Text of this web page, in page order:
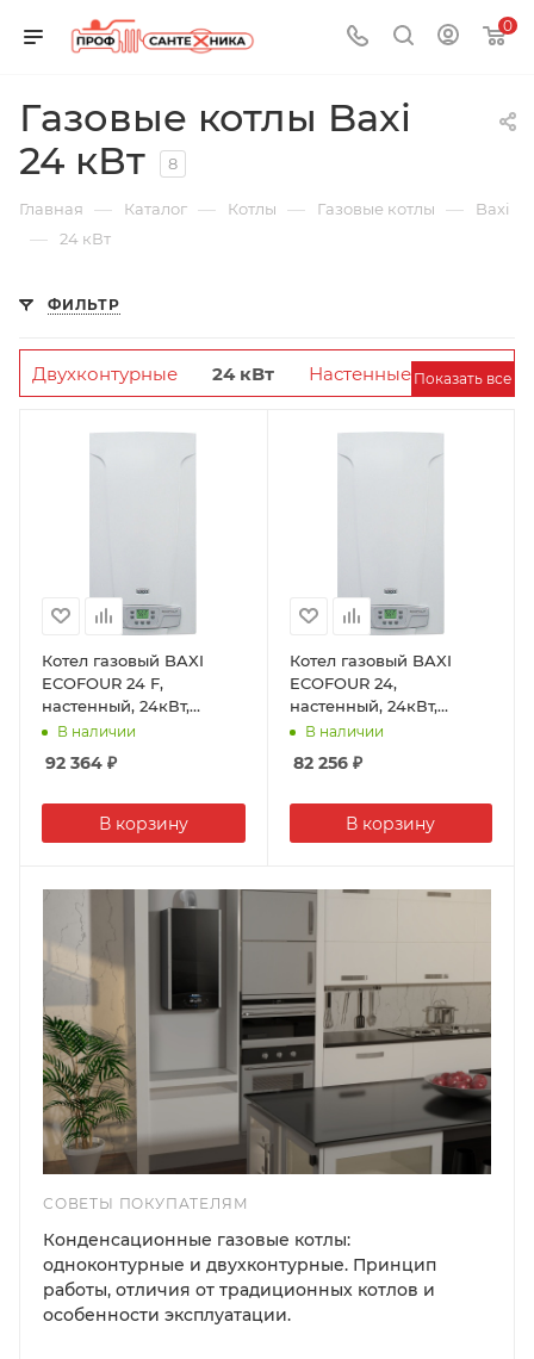
0
Газовые котлы Baxi
24 кВт
8
Главная — Каталог — Котлы — Газовые котлы — Baxi
— 24 кВт
ФИЛЬТР
Двухконтурные 24 кВт
Настенные Показать все
Котел газовый BAXI
ECOFOUR 24 F,
настенный, 24кВт,
двухконтурный,
В наличии
92 364 ₽
В корзину
Котел газовый BAXI
ECOFOUR 24,
настенный, 24кВт,
двухконтурный,
В наличии
82 256₽
В корзину
СОВЕТЫ ПОКУПАТЕЛЯМ
Конденсационные газовые котлы:
одноконтурные и двухконтурные. Принцип
работы, отличия от традиционных котлов и
особенности эксплуатации.